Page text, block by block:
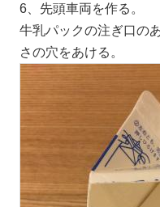
6、先頭車両を作る。
牛乳パックの注ぎ口の
さの穴をあける。